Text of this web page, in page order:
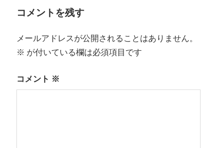
ゲ
ー
シ
ン
コメントを残す
メールアドレスが公開されることはありません。
※ が付いている欄は必須項目です
コメント ※